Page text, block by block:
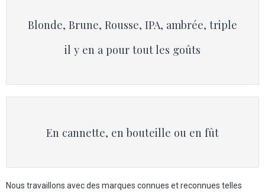
Blonde, Brune, Rousse, IPA, ambrée, triple
il y en a pour tout les goûts
En cannette, en bouteille ou en fût
Nous travaillons avec des marques connues et reconnues telles